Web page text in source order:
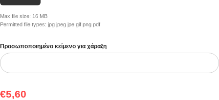
Max file size: 16 MB
Permitted file types: jpg jpeg jpe gif png pdf
Προσωποποιημένο κείμενο για χάραξη
€5,60